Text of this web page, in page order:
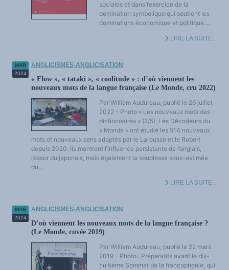
sociales et dans l’exercice de la
domination symbolique qui soutient les
dominations économique et politique....
LIRE LA SUITE...
MAR
2024
ANGLICISMES-ANGLICISATION
« Flow », « tataki », « coolitude » : d’où viennent les
nouveaux mots de la langue française (Le Monde, cru 2022)
Par William Audureau, publié le 26 juillet
2022 - Photo « Les nouveaux mots des
dictionnaires » (2/5). Les Décodeurs du
« Monde » ont étudié les 514 nouveaux
mots et nouveaux sens adoptés par le Larousse et le Robert
depuis 2020. Ils montrent l’influence persistante de l’anglais,
l’essor du japonais, mais également la souplesse sous-estimée
du...
LIRE LA SUITE...
MAR
2024
ANGLICISMES-ANGLICISATION
D’où viennent les nouveaux mots de la langue française ?
(Le Monde, cuvée 2019)
Par William Audureau, publié le 22 mars
2019 - Photo : Préparatifs avant le dix-
huitième Sommet de la francophonie, qui